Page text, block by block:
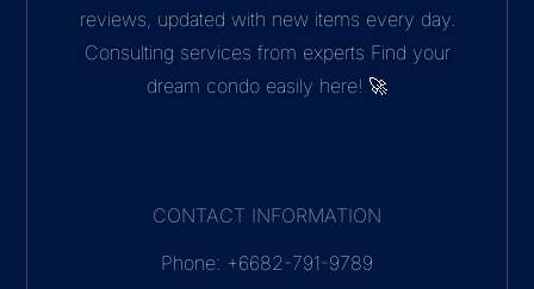
reviews, updated with new items every day.
Consulting services from experts Find your
dream condo easily here! 🚀
CONTACT INFORMATION
Phone: +6682-791-9789